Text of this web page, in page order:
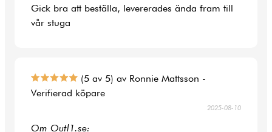
Gick bra att beställa, levererades ända fram till
vår stuga
(5 av 5) av Ronnie Mattsson -
Verifierad köpare
2025-08-10
Om Outl1.se: